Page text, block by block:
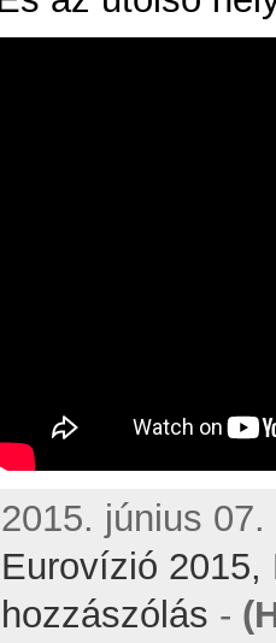
2015. június
Eurovízió 2015,
hozzászólás -